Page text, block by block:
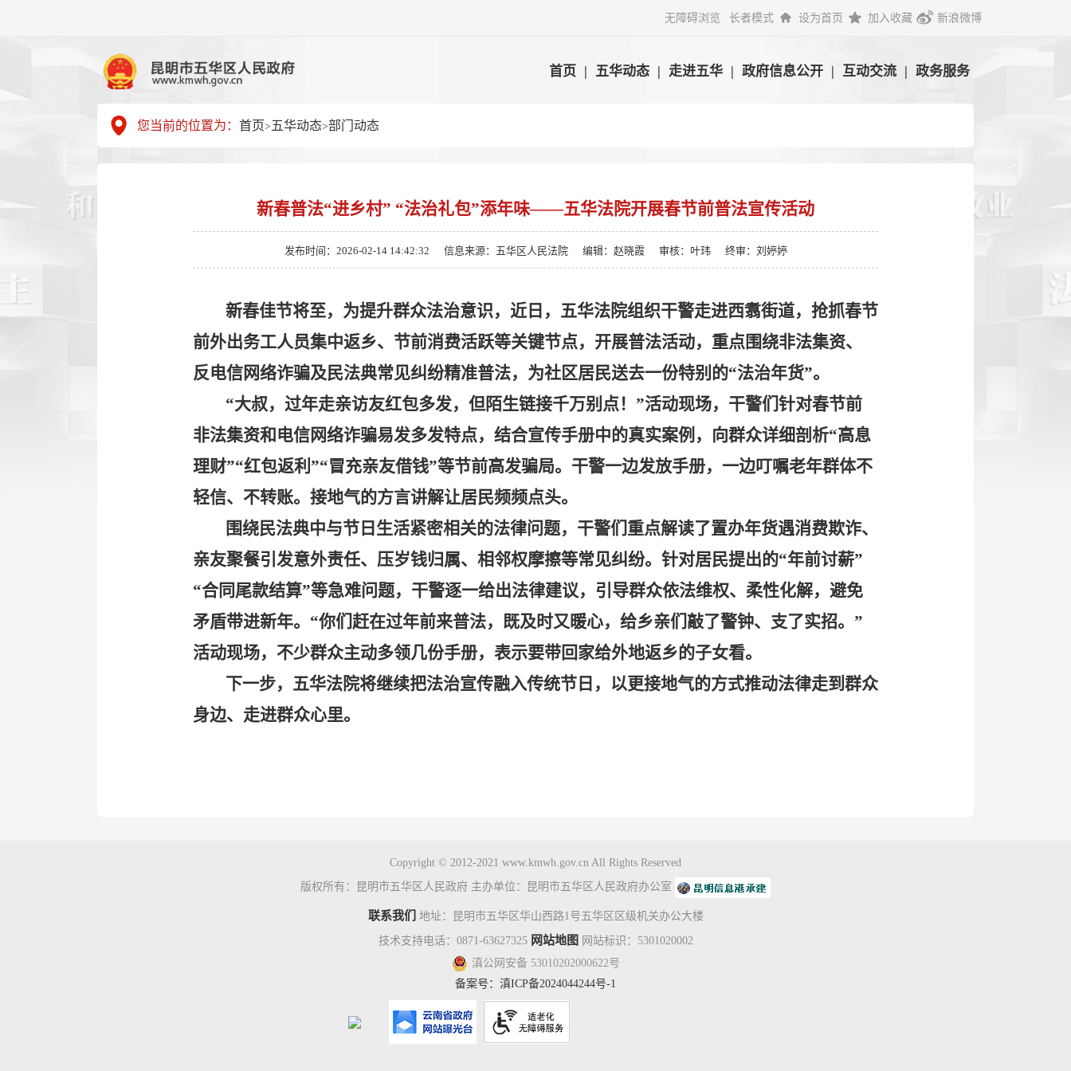
无障碍浏览 长者模式 设为首页 加入收藏 新浪微博
首页 | 五华动态 | 走进五华 | 政府信息公开 | 互动交流 | 政务服务
您当前的位置为： 首页> 五华动态>部门动态
新春普法“进乡村” “法治礼包”添年味——五华法院开展春节前普法宣传活动
发布时间：2026-02-14 14:42:32 信息来源：五华区人民法院 编辑：赵晓霞 审核：叶玮 终审：刘婷婷
新春佳节将至，为提升群众法治意识，近日，五华法院组织干警走进西翥街道，抢抓春节
前外出务工人员集中返乡、节前消费活跃等关键节点，开展普法活动，重点围绕非法集资、
反电信网络诈骗及民法典常见纠纷精准普法，为社区居民送去一份特别的“法治年货”。
“大叔，过年走亲访友红包多发，但陌生链接千万别点！ ”活动现场，干警们针对春节前
非法集资和电信网络诈骗易发多发特点，结合宣传手册中的真实案例，向群众详细剖析“高息
理财”“红包返利 ”“冒充亲友借钱”等节前高发骗局。干警一边发放手册，一边叮嘱老年群体不
轻信、不转账。接地气的方言讲解让居民频频点头。
围绕民法典中与节日生活紧密相关的法律问题，干警们重点解读了置办年货遇消费欺诈、
亲友聚餐引发意外责任、压岁钱归属、相邻权摩擦等常见纠纷。针对居民提出的“年前讨薪”
“合同尾款结算”等急难问题，干警逐一给出法律建议，引导群众依法维权、柔性化解，避免
矛盾带进新年。 “你们赶在过年前来普法，既及时又暖心，给乡亲们敲了警钟、支了实招。 ”
活动现场，不少群众主动多领几份手册，表示要带回家给外地返乡的子女看。
下一步，五华法院将继续把法治宣传融入传统节日，以更接地气的方式推动法律走到群众
身边、走进群众心里。
Copyright © 2012-2021 www.kmwh.gov.cn All Rights Reserved
版权所有：昆明市五华区人民政府 主办单位：昆明市五华区人民政府办公室
联系我们 地址：昆明市五华区华山西路1号五华区区级机关办公大楼
技术支持电话：0871-63627325 网站地图 网站标识：5301020002
滇公网安备 53010202000622号
备案号： 滇ICP备2024044244号-1